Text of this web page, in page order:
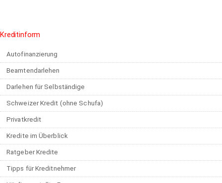
Kreditinform
Autofinanzierung
Beamtendarlehen
Darlehen für Selbständige
Schweizer Kredit (ohne Schufa)
Privatkredit
Kredite im Überblick
Ratgeber Kredite
Tipps für Kreditnehmer